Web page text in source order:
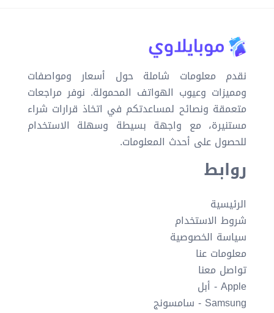
نقدم معلومات شاملة حول أسعار ومواصفات
ومميزات وعيوب الهواتف المحمولة. نوفر مراجعات
متعمقة ونصائح لمساعدتكم في اتخاذ قرارات شراء
مستنيرة، مع واجهة بسيطة وسهلة الاستخدام
للحصول على أحدث المعلومات.
روابط
الرئيسية
شروط الاستخدام
سياسة الخصوصية
معلومات عنا
تواصل معنا
Apple - أبل
Samsung - سامسونج